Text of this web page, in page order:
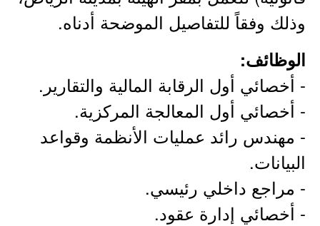
وذلك وفقاً للتفاصيل الموضحة أدناه.
الوظائف:
- أخصائي أول الرقابة المالية والتقارير.
- أخصائي أول المعالجة المركزية.
- مهندس رائد عمليات الأنظمة وقواعد
البيانات.
- مراجع داخلي رئيسي.
- أخصائي إدارة عقود.